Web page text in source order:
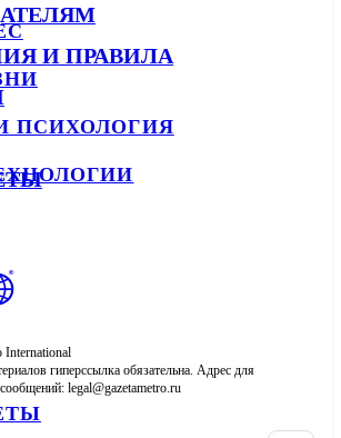
ПСИХОЛОГИЯ
И ПРАВИЛА
гиперссылка обязательна. Адрес для